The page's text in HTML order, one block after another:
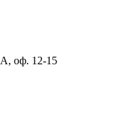
оф. 12-15